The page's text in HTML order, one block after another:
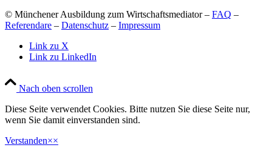
© Münchener Ausbildung zum Wirtschaftsmediator – FAQ –
Referendare – Datenschutz – Impressum
Link zu X
Link zu LinkedIn
Nach oben scrollen
Diese Seite verwendet Cookies. Bitte nutzen Sie diese Seite nur,
wenn Sie damit einverstanden sind.
Verstanden××